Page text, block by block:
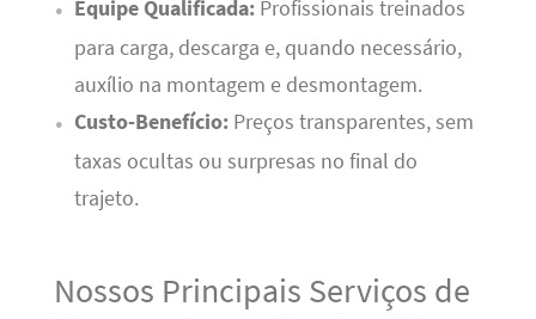
Equipe Qualificada:Profissionais treinados
para carga, descarga e, quando necessário,
auxílio na montagem e desmontagem.
Custo-Benefício:Preços transparentes, sem
taxas ocultas ou surpresas no final do
trajeto.
Nossos Principais Serviços de